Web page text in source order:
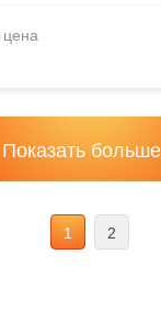
цена
Показать
1 2